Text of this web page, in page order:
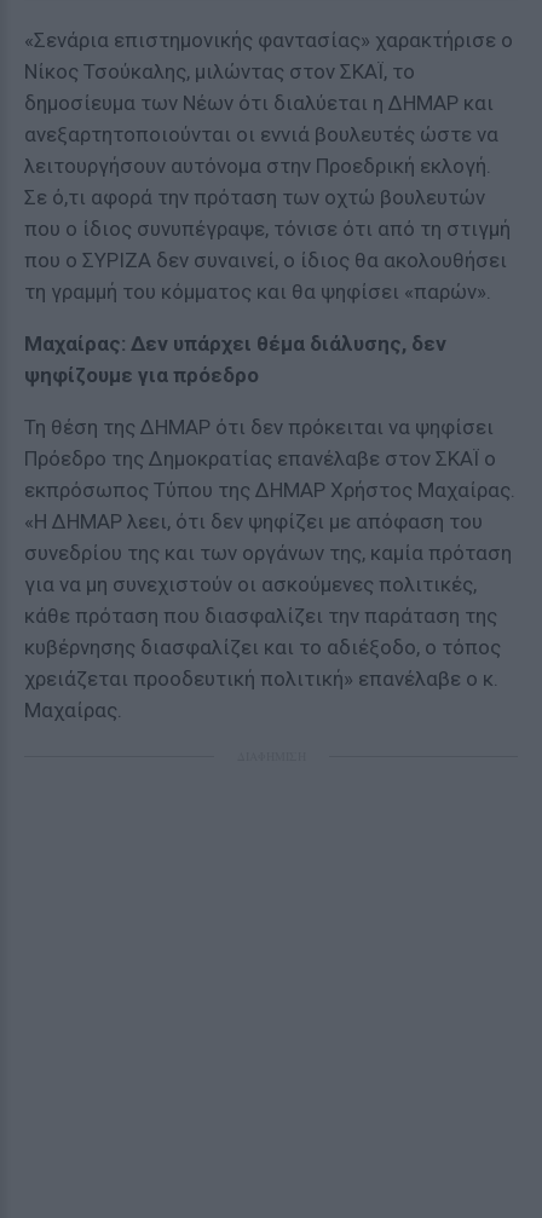
«Σενάρια επιστημονικής φαντασίας» χαρακτήρισε ο
Νίκος Τσούκαλης, μιλώντας στον ΣΚΑΪ, το
δημοσίευμα των Νέων ότι διαλύεται η ΔΗΜΑΡ και
ανεξαρτητοποιούνται οι εννιά βουλευτές ώστε να
λειτουργήσουν αυτόνομα στην Προεδρική εκλογή.
Σε ό,τι αφορά την πρόταση των οχτώ βουλευτών
που ο ίδιος συνυπέγραψε, τόνισε ότι από τη στιγμή
που ο ΣΥΡΙΖΑ δεν συναινεί, ο ίδιος θα ακολουθήσει
τη γραμμή του κόμματος και θα ψηφίσει «παρών».
Μαχαίρας: Δεν υπάρχει θέμα διάλυσης, δεν
ψηφίζουμε για πρόεδρο
Τη θέση της ΔΗΜΑΡ ότι δεν πρόκειται να ψηφίσει
Πρόεδρο της Δημοκρατίας επανέλαβε στον ΣΚΑΪ ο
εκπρόσωπος Τύπου της ΔΗΜΑΡ Χρήστος Μαχαίρας.
«Η ΔΗΜΑΡ λεει, ότι δεν ψηφίζει με απόφαση του
συνεδρίου της και των οργάνων της, καμία πρόταση
για να μη συνεχιστούν οι ασκούμενες πολιτικές,
κάθε πρόταση που διασφαλίζει την παράταση της
κυβέρνησης διασφαλίζει και το αδιέξοδο, ο τόπος
χρειάζεται προοδευτική πολιτική» επανέλαβε ο κ.
Μαχαίρας.